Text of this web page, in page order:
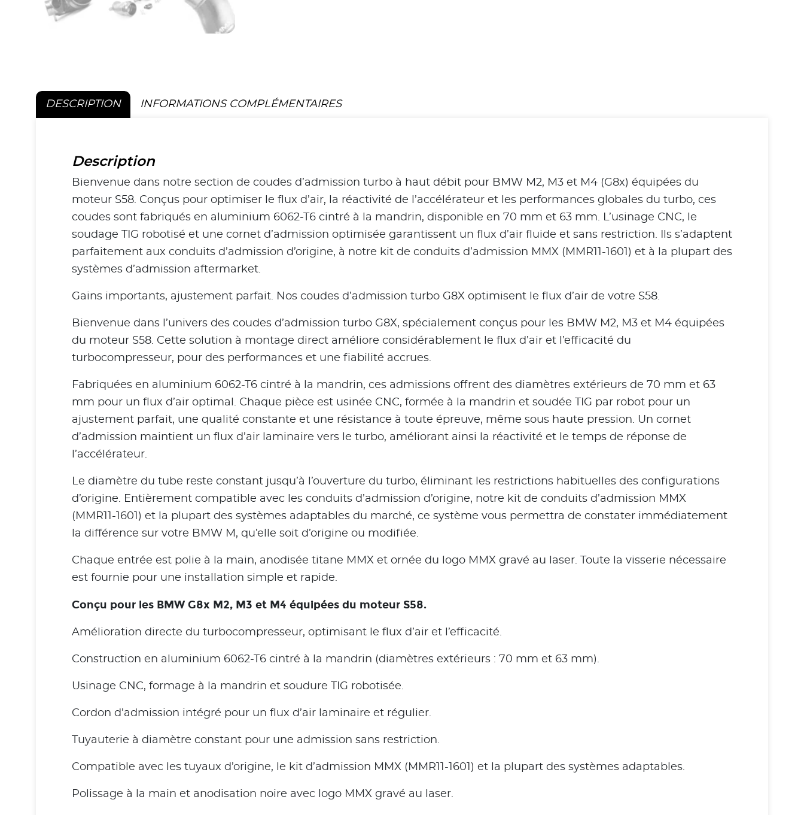
DESCRIPTION INFORMATIONS COMPLÉMENTAIRES
Description
Bienvenue dans notre section de coudes d’admission turbo à haut débit pour BMW M2, M3 et M4 (G8x) équipées du
moteur S58. Conçus pour optimiser le flux d’air, la réactivité de l’accélérateur et les performances globales du turbo, ces
coudes sont fabriqués en aluminium 6062-T6 cintré à la mandrin, disponible en 70 mm et 63 mm. L’usinage CNC, le
soudage TIG robotisé et une cornet d’admission optimisée garantissent un flux d’air fluide et sans restriction. Ils s’adaptent
parfaitement aux conduits d’admission d’origine, à notre kit de conduits d’admission MMX (MMR11-1601) et à la plupart des
systèmes d’admission aftermarket.
Gains importants, ajustement parfait. Nos coudes d’admission turbo G8X optimisent le flux d’air de votre S58.
Bienvenue dans l’univers des coudes d’admission turbo G8X, spécialement conçus pour les BMW M2, M3 et M4 équipées
du moteur S58. Cette solution à montage direct améliore considérablement le flux d’air et l’efficacité du
turbocompresseur, pour des performances et une fiabilité accrues.
Fabriquées en aluminium 6062-T6 cintré à la mandrin, ces admissions offrent des diamètres extérieurs de 70 mm et 63
mm pour un flux d’air optimal. Chaque pièce est usinée CNC, formée à la mandrin et soudée TIG par robot pour un
ajustement parfait, une qualité constante et une résistance à toute épreuve, même sous haute pression. Un cornet
d’admission maintient un flux d’air laminaire vers le turbo, améliorant ainsi la réactivité et le temps de réponse de
l’accélérateur.
Le diamètre du tube reste constant jusqu’à l’ouverture du turbo, éliminant les restrictions habituelles des configurations
d’origine. Entièrement compatible avec les conduits d’admission d’origine, notre kit de conduits d’admission MMX
(MMR11-1601) et la plupart des systèmes adaptables du marché, ce système vous permettra de constater immédiatement
la différence sur votre BMW M, qu’elle soit d’origine ou modifiée.
Chaque entrée est polie à la main, anodisée titane MMX et ornée du logo MMX gravé au laser. Toute la visserie nécessaire
est fournie pour une installation simple et rapide.
Conçu pour les BMW G8x M2, M3 et M4 équipées du moteur S58.
Amélioration directe du turbocompresseur, optimisant le flux d’air et l’efficacité.
Construction en aluminium 6062-T6 cintré à la mandrin (diamètres extérieurs : 70 mm et 63 mm).
Usinage CNC, formage à la mandrin et soudure TIG robotisée.
Cordon d’admission intégré pour un flux d’air laminaire et régulier.
Tuyauterie à diamètre constant pour une admission sans restriction.
Compatible avec les tuyaux d’origine, le kit d’admission MMX (MMR11-1601) et la plupart des systèmes adaptables.
Polissage à la main et anodisation noire avec logo MMX gravé au laser.